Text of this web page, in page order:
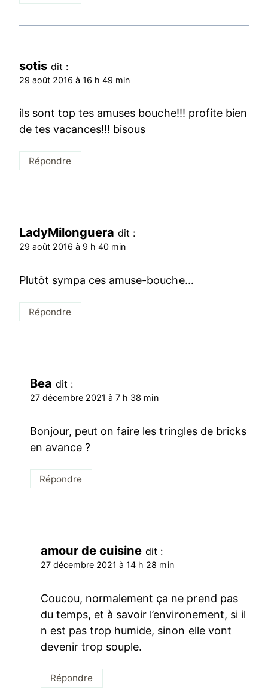
sotis dit :
29 août 2016 à 16 h 49 min
ils sont top tes amuses bouche!!! profite bien
de tes vacances!!! bisous
Répondre
LadyMilonguera dit :
29 août 2016 à 9 h 40 min
Plutôt sympa ces amuse-bouche…
Répondre
Bea dit :
27 décembre 2021 à 7 h 38 min
Bonjour, peut on faire les tringles de bricks
en avance ?
Répondre
amour de cuisine dit :
27 décembre 2021 à 14 h 28 min
Coucou, normalement ça ne prend pas
du temps, et à savoir l’environement, si il
n est pas trop humide, sinon elle vont
devenir trop souple.
Répondre